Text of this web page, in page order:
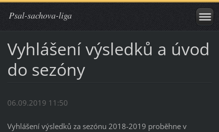
Psal-sachova-liga
Vyhlášení výsledků a úvod
do sezóny
06.09.2019 11:50
Vyhlášení výsledků za sezónu 2018-2019 proběhne v